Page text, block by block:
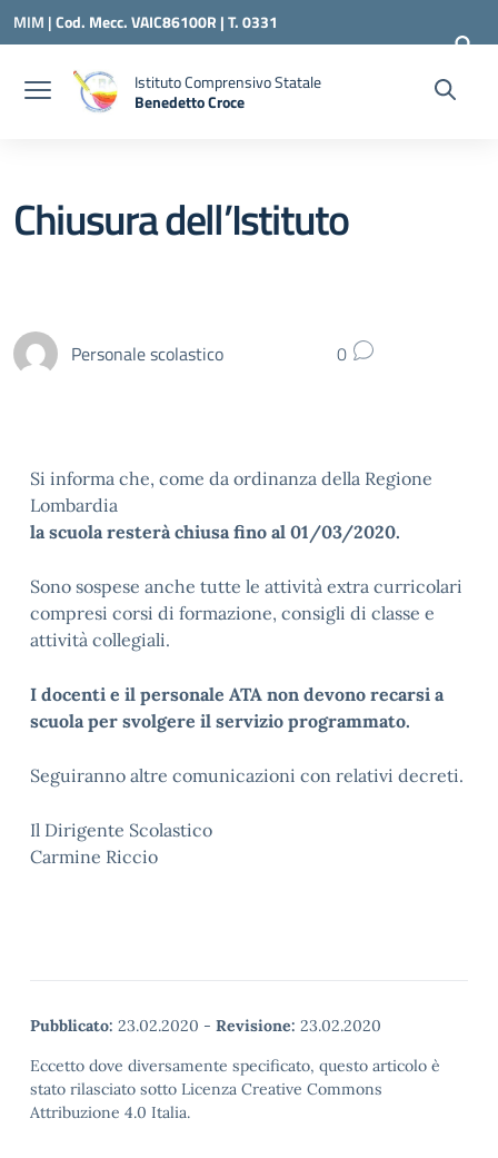
Vai ai contenuti
Vai al menu di navigazione
Vai al footer
MIM |Cod. Mecc. VAIC86100R | T. 0331
240260 | VAIC86100R@ISTRUZIONE.IT
Istituto Comprensivo Statale
Benedetto Croce
Chiusura dell’Istituto
Personale scolastico 0
Si informa che, come da ordinanza della Regione
Lombardia
la scuola resterà chiusa fino al 01/03/2020.
Sono sospese anche tutte le attività extra curricolari
compresi corsi di formazione, consigli di classe e
attività collegiali.
I docenti e il personale ATA non devono recarsi a
scuola per svolgere il servizio programmato.
Seguiranno altre comunicazioni con relativi decreti.
Il Dirigente Scolastico
Carmine Riccio
Pubblicato: 23.02.2020 - Revisione: 23.02.2020
Eccetto dove diversamente specificato, questo articolo è
stato rilasciato sotto Licenza Creative Commons
Attribuzione 4.0 Italia.